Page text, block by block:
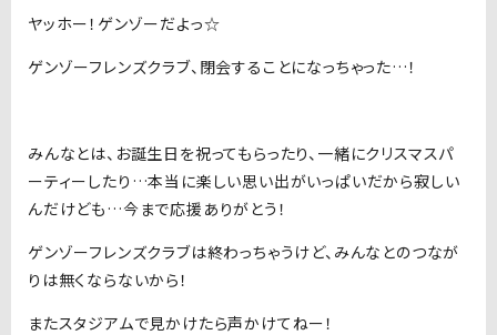
ヤッホー！ゲンゾーだよっ☆
ゲンゾーフレンズクラブ、閉会することになっちゃった…！
みんなとは、お誕生日を祝ってもらったり、一緒にクリスマスパ
ーティーしたり…本当に楽しい思い出がいっぱいだから寂しい
んだけども…今まで応援ありがとう！
ゲンゾーフレンズクラブは終わっちゃうけど、みんなとのつなが
りは無くならないから！
またスタジアムで見かけたら声かけてねー！